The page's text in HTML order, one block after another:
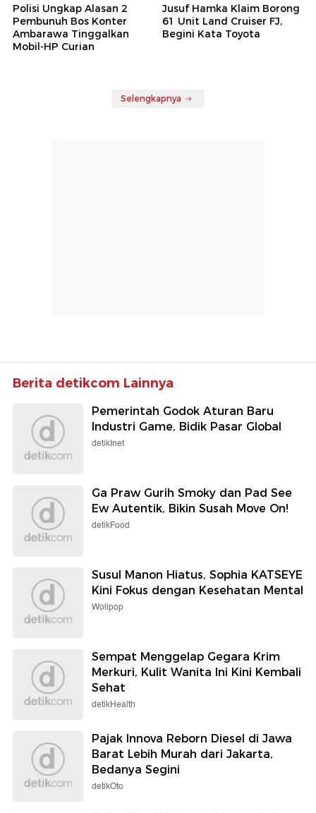
Polisi Ungkap Alasan 2
Pembunuh Bos Konter
Ambarawa Tinggalkan
Mobil-HP Curian
Jusuf Hamka Klaim Borong
61 Unit Land Cruiser FJ,
Begini Kata Toyota
Selengkapnya
Berita detikcom Lainnya
Pemerintah Godok Aturan Baru
Industri Game, Bidik Pasar Global
detikInet
Ga Praw Gurih Smoky dan Pad See
Ew Autentik, Bikin Susah Move On!
detikFood
Susul Manon Hiatus, Sophia KATSEYE
Kini Fokus dengan Kesehatan Mental
Wolipop
Sempat Menggelap Gegara Krim
Merkuri, Kulit Wanita Ini Kini Kembali
Sehat
detikHealth
Pajak Innova Reborn Diesel di Jawa
Barat Lebih Murah dari Jakarta,
Bedanya Segini
detikOto